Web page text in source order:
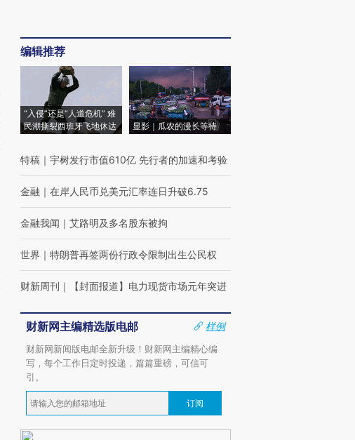
编辑推荐
“入侵”还是“人道危机” 难
民潮撕裂西班牙飞地休达
显影｜瓜农的漫长等待
特稿 ｜ 宇树发行市值610亿 先行者的加速和考验
金融 ｜ 在岸人民币兑美元汇率连日升破6.75
金融我闻 ｜ 艾路明及多名股东被拘
世界 ｜ 特朗普再签两份行政令限制出生公民权
财新周刊 ｜ 【封面报道】电力现货市场元年突进
财新网主编精选版电邮
样例
财新网新闻版电邮全新升级！财新网主编精心编
写，每个工作日定时投递，篇篇重磅，可信可
引。
订阅